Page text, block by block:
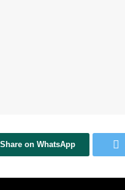
Share on WhatsApp